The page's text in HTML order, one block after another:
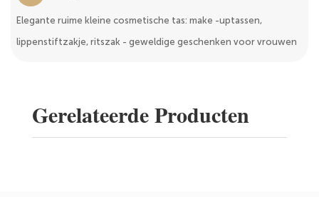
Elegante ruime kleine cosmetische tas: make -uptassen,
lippenstiftzakje, ritszak - geweldige geschenken voor vrouwen
Gerelateerde Producten